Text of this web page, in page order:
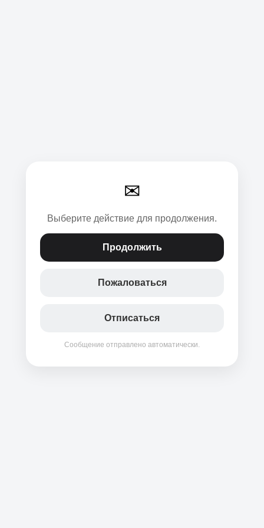
✉
Выберите действие для продолжения.
Продолжить
Пожаловаться
Отписаться
Сообщение отправлено автоматически.